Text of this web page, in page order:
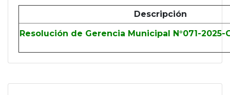
Descripción
Resolución de Gerencia Municipal N°071-2025-